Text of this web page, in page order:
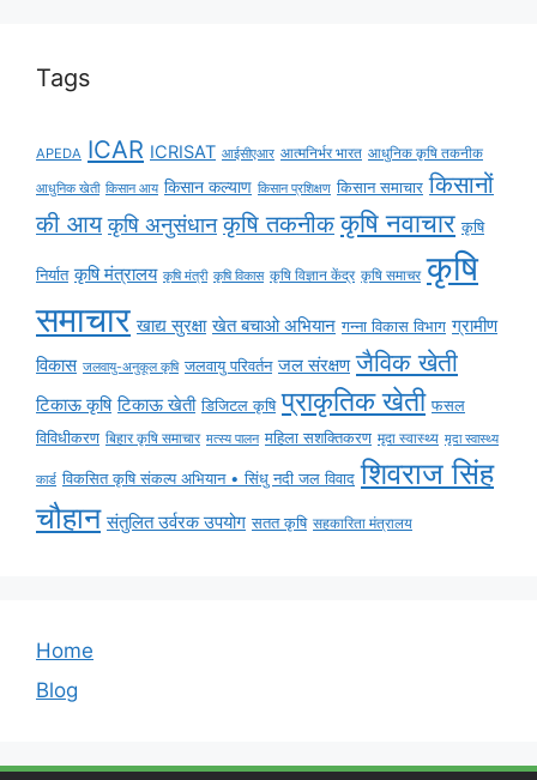
Tags
APEDA ICAR ICRISAT आईसीएआर आत्मनिर्भर भारत आधुनिक कृषि तकनीक
आधुनिक खेती किसान आय किसान कल्याण किसान प्रशिक्षण किसान समाचार किसानों
की आय कृषि अनुसंधान कृषि तकनीक कृषि नवाचार कृषि
निर्यात कृषि मंत्रालय कृषि मंत्री कृषि विकास कृषि विज्ञान केंद्र कृषि समाचर कृषि
समाचार खाद्य सुरक्षा खेत बचाओ अभियान गन्ना विकास विभाग ग्रामीण
विकास जलवायु-अनुकूल कृषि जलवायु परिवर्तन जल संरक्षण जैविक खेती
टिकाऊ कृषि टिकाऊ खेती डिजिटल कृषि प्राकृतिक खेती फसल
विविधीकरण बिहार कृषि समाचार मत्स्य पालन महिला सशक्तिकरण मृदा स्वास्थ्य मृदा स्वास्थ्य
कार्ड विकसित कृषि संकल्प अभियान • सिंधु नदी जल विवाद शिवराज सिंह
चौहान संतुलित उर्वरक उपयोग सतत कृषि सहकारिता मंत्रालय
Home
Blog